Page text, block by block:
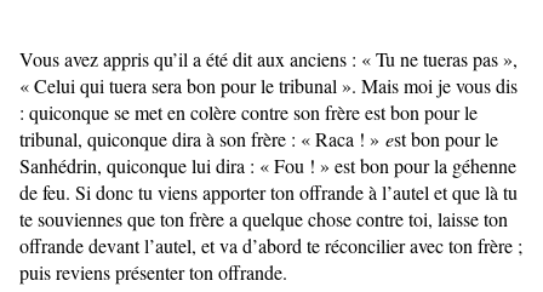
Vous avez appris qu’il a été dit aux anciens : « Tu ne tueras pas »,
« Celui qui tuera sera bon pour le tribunal ». Mais moi je vous dis
: quiconque se met en colère contre son frère est bon pour le
tribunal, quiconque dira à son frère : « Raca ! » est bon pour le
Sanhédrin, quiconque lui dira : « Fou ! » est bon pour la géhenne
de feu. Si donc tu viens apporter ton offrande à l’autel et que là tu
te souviennes que ton frère a quelque chose contre toi, laisse ton
offrande devant l’autel, et va d’abord te réconcilier avec ton frère ;
puis reviens présenter ton offrande.